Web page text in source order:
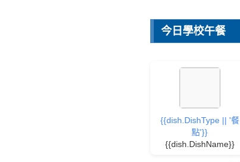
今日學校午餐
{{dish.DishType || '餐
點'}}
{{dish.DishName}}